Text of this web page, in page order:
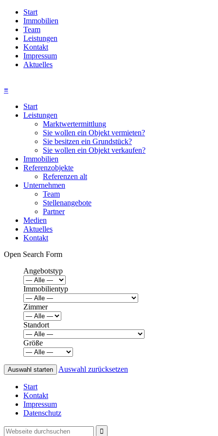
Start
Immobilien
Team
Leistungen
Kontakt
Impressum
Aktuelles
≡
Start
Leistungen
Marktwertermittlung
Sie wollen ein Objekt vermieten?
Sie besitzen ein Grundstück?
Sie wollen ein Objekt verkaufen?
Immobilien
Referenzobjekte
Referenzen alt
Unternehmen
Team
Stellenangebote
Partner
Medien
Aktuelles
Kontakt
Open Search Form
Angebotstyp
Immobilientyp
Zimmer
Standort
Größe
Auswahl zurücksetzen
Start
Kontakt
Impressum
Datenschutz